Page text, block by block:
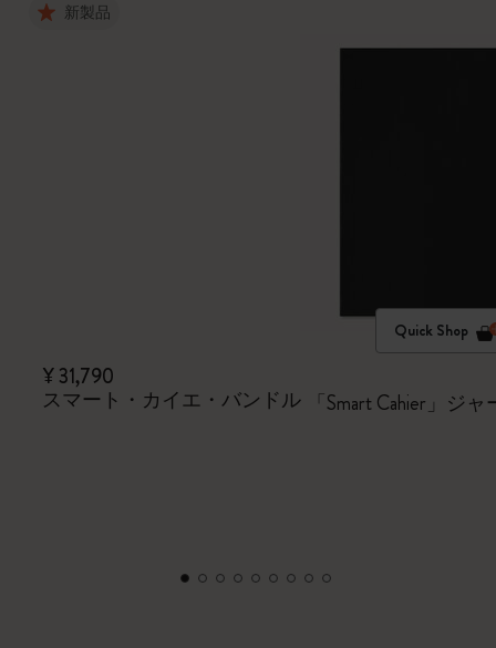
新製品
Quick Shop
¥ 31,790
スマート・カイエ・バンドル
「Smart Cahier」ジ